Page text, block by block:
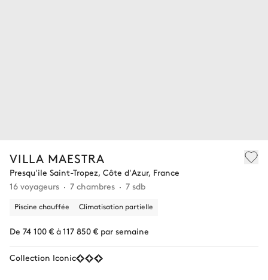
VILLA MAESTRA
Presqu'ile Saint-Tropez, Côte d'Azur, France
16 voyageurs
7 chambres 7 sdb
Piscine chauffée Climatisation partielle
De 74 100 € à 117 850 € par semaine
Collection Iconic